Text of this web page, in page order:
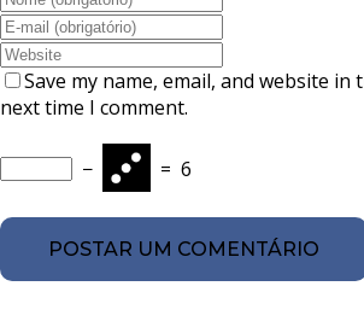
Save my name, email, and website
next time I comment.
− = 6